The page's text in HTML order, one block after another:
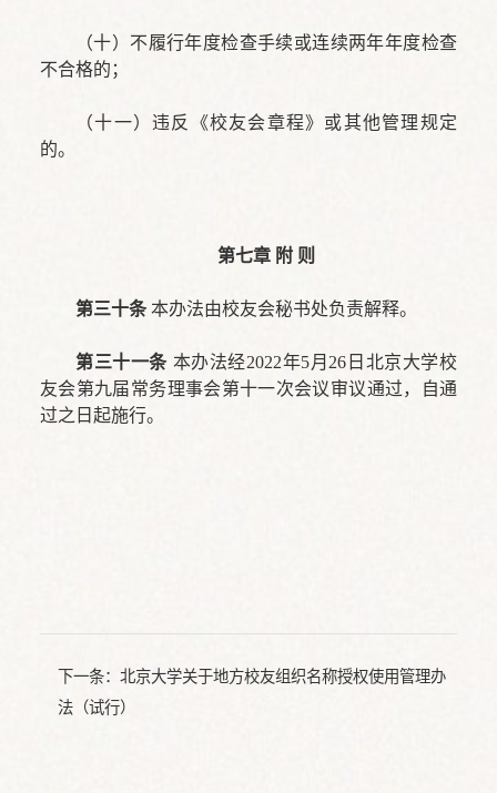
（十）不履行年度检查手续或连续两年年度检查
不合格的；
（十一）违反《校友会章程》或其他管理规定
的。
第七章 附 则
第三十条本办法由校友会秘书处负责解释。
第三十一条 本办法经2022年5月26日北京大学校
友会第九届常务理事会第十一次会议审议通过，自通
过之日起施行。
下一条： 北京大学关于地方校友组织名称授权使用管理办
法（试行）